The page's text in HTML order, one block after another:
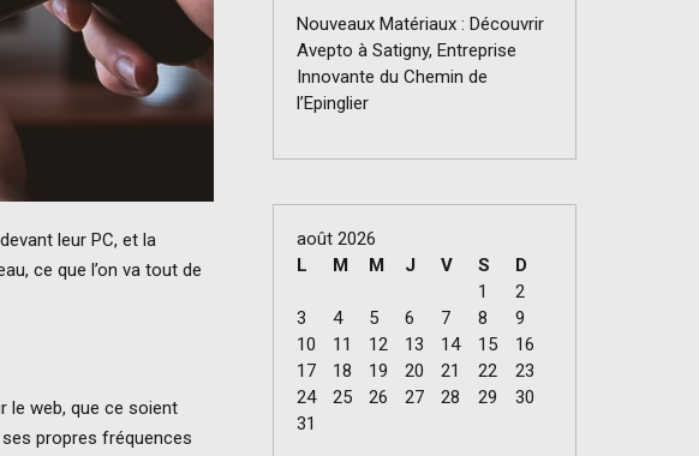
leur PC, et la
ce que l’on va tout de
le web, que ce soient
propres fréquences
Nouveaux Matériaux : Découvrir
Avepto à Satigny, Entreprise
Innovante du Chemin de
l’Epinglier
août 2026
L
M M J V S
D
1
2
3
4 5 6 7 8
9
10
11 12 13 14 15
16
17
18 19 20 21 22
23
24
25 26 27 28 29
30
31